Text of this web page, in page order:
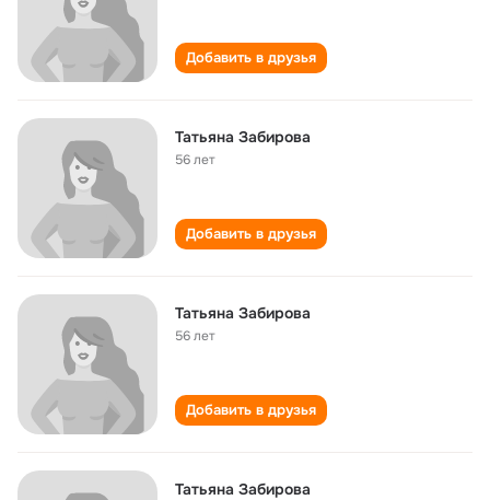
Добавить в друзья
Татьяна Забирова
56 лет
Добавить в друзья
Татьяна Забирова
56 лет
Добавить в друзья
Татьяна Забирова